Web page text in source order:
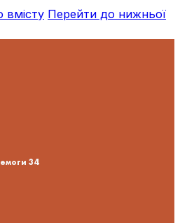
вмісту Перейти до нижньої
34